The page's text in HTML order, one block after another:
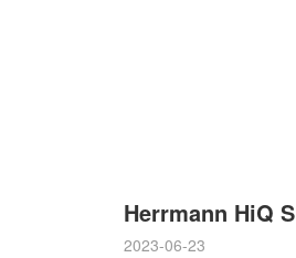
Herrmann HiQ S
2023-06-23